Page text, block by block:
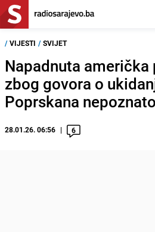
/ VIJESTI / SVIJET
Napadnuta
zbog govora o
Poprskana
28.01.26. 06:56 6